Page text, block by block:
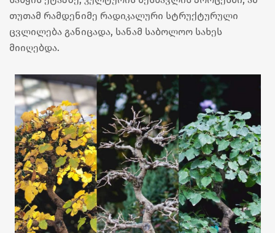
თუთამ რამდენიმე რადიკალური სტრუქტურული
ცვლილება განიცადა, სანამ საბოლოო სახეს
მიიღებდა.